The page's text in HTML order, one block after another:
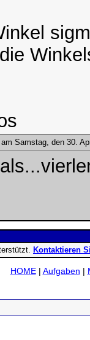
am Samstag, den 30.
Kontaktieren
HOME| Aufgaben |